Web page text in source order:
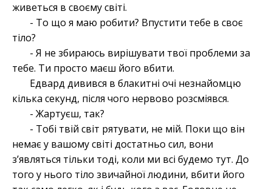
живеться в своєму світі.
- То що я маю робити? Впустити тебе в своє
тіло?
- Я не збираюсь вирішувати твої проблеми за
тебе. Ти просто маєш його вбити.
Едвард дивився в блакитні очі незнайомцю
кілька секунд, після чого нервово розсміявся.
- Жартуєш, так?
- Тобі твій світ рятувати, не мій. Поки що він
немає у вашому світі достатньо сил, вони
зʼявляться тільки тоді, коли ми всі будемо тут. До
того у нього тіло звичайної людини, вбити його